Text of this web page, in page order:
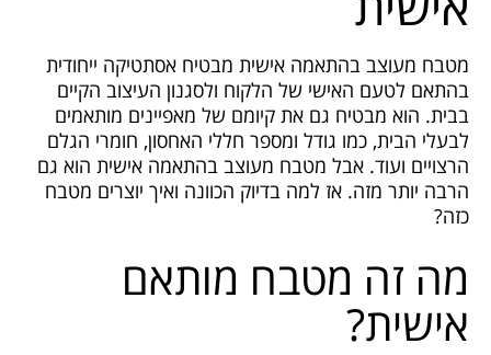
מטבח מעוצב בהתאמה אישית מבטיח אסתטיקה ייחודית
בהתאם לטעם האישי של הלקוח ולסגנון העיצוב הקיים
בבית. הוא מבטיח גם את קיומם של מאפיינים מותאמים
לבעלי הבית, כמו גודל ומספר חללי האחסון, חומרי הגלם
הרצויים ועוד. אבל מטבח מעוצב בהתאמה אישית הוא גם
הרבה יותר מזה. אז למה בדיוק הכוונה ואיך יוצרים מטבח
כזה?
מה זה מטבח מותאם
אישית?